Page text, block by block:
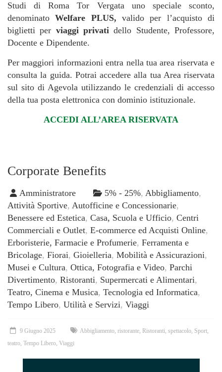
Studi di Roma Tor Vergata uno speciale sconto,
denominatoWelfare PLUS,
valido per l’acquisto di
biglietti per viaggi privatidello Studente, Professore,
Docente e Dipendente.
Per maggiori informazioni entra nella tua area riservata e
consulta la guida. Potrai accedere alla tua Area riservata
sul sito di Agevola utilizzando le credenziali di accesso
della tua posta elettronica con dominio istituzionale.
ACCEDI ALL’AREA RISERVATA
Corporate Benefits
Amministratore 5% - 25%, Abbigliamento,
Attività Sportive, Autofficine e Concessionarie,
Benessere ed Estetica, Casa, Scuola e Ufficio, Centri
Commerciali e Outlet, E-commerce ed Acquisti Online,
Erboristerie, Farmacie e Profumerie, Ferramenta e
Bricolage, Fiorai, Gioielleria, Mobilità e Assicurazioni,
Musei e Cultura, Ottica, Fotografia e Video, Parchi
Divertimento, Ristoranti, Supermercati e Alimentari,
Teatro, Cinema e Musica, Tecnologia ed Informatica,
Tempo Libero, Utilità e Servizi, Viaggi
9 Giugno 2025 Abbigliamento, ristorante, Ristoranti, spettacolo, Sport,
teatro, Tempo Libero, Viaggi